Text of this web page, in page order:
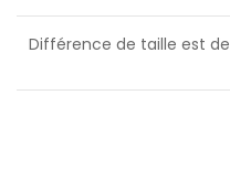
Différence de taille est de